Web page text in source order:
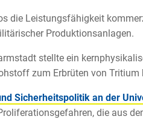
die Leistungsfähigkeit
Produktionsanlagen.
stellte ein
zum Erbrüten von Tritium
Sicherheitspolitik an der
die aus